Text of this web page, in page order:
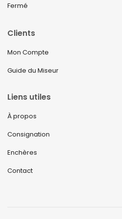
Fermé
Clients
Mon Compte
Guide du Miseur
Liens utiles
À propos
Consignation
Enchères
Contact